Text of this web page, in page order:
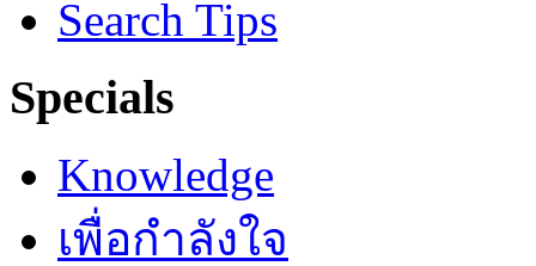
Search Tips
Specials
Knowledge
เพื่อกำลังใจ